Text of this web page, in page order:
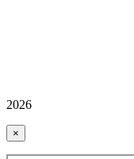
2026
×